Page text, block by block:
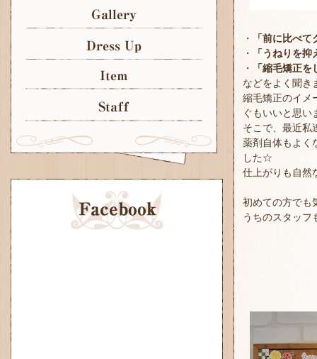
・
「前に比べ
・
「うねりを抑
・
「縮毛矯正
などをよく聞き
縮毛矯正のイメ
ぐもいいと思
そこで、最近私
薬剤自体もよく
した☆
仕上がりも自然
初めての方でも
うちのスタッ